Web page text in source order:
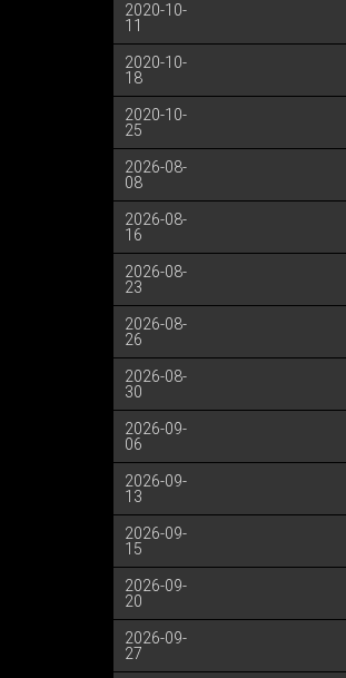
2020-10-
11
2020-10-
18
2020-10-
25
2026-08-
08
2026-08-
16
2026-08-
23
2026-08-
26
2026-08-
30
2026-09-
06
2026-09-
13
2026-09-
15
2026-09-
20
2026-09-
27